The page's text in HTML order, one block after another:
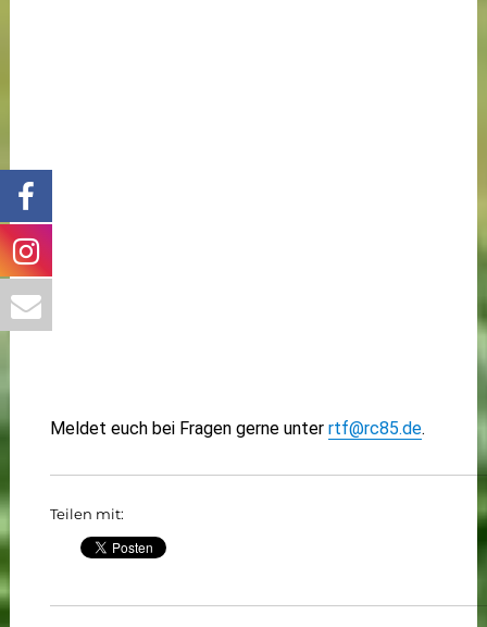
Meldet euch bei Fragen gerne unter rtf@rc85.de.
Teilen mit: